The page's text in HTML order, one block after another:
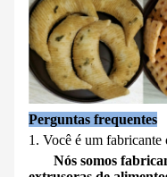
Perguntas frequentes
1. Você é um fabricante
Nós somos